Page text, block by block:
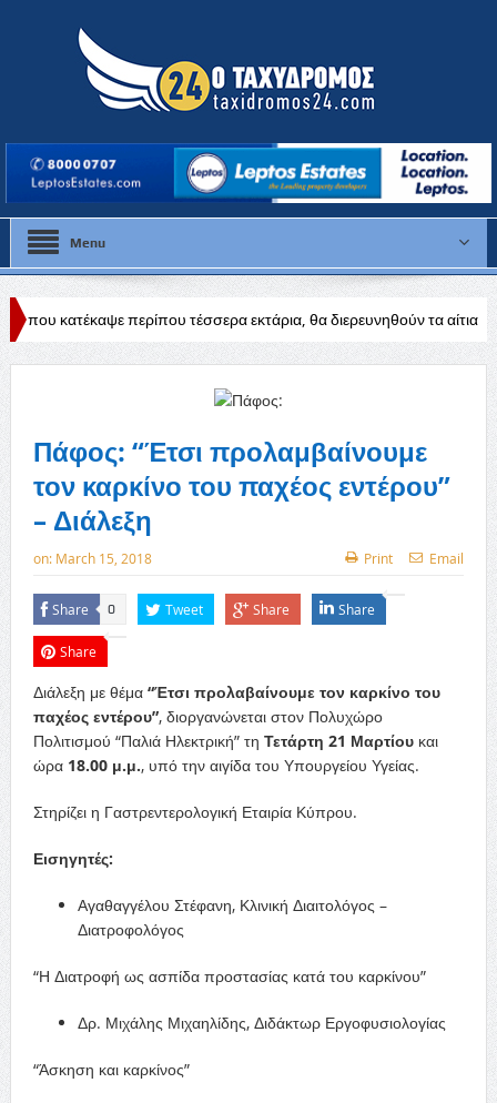
Menu
τέσσερα εκτάρια, θα διερευνηθούν τα αίτια Δύσκολη
Πάφος: “Έτσι προλαμβαίνουμε
τον καρκίνο του παχέος εντέρου”
– Διάλεξη
on: March 15, 2018 Print Email
Share 0 Tweet Share Share
Share
Διάλεξη με θέμα “Έτσι προλαβαίνουμε τον καρκίνο του
παχέος εντέρου”, διοργανώνεται στον Πολυχώρο
Πολιτισμού “Παλιά Ηλεκτρική” τη Τετάρτη 21 Μαρτίουκαι
ώρα 18.00 μ.μ., υπό την αιγίδα του Υπουργείου Υγείας.
Στηρίζει η Γαστρεντερολογική Εταιρία Κύπρου.
Εισηγητές:
Αγαθαγγέλου Στέφανη, Κλινική Διαιτολόγος –
Διατροφολόγος
“Η Διατροφή ως ασπίδα προστασίας κατά του καρκίνου”
Δρ. Μιχάλης Μιχαηλίδης, Διδάκτωρ Εργοφυσιολογίας
“Άσκηση και καρκίνος”